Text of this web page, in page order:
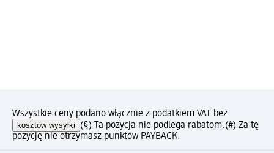
Wszystkie ceny podano włącznie z podatkiem VAT bez
kosztów wysyłki (§) Ta pozycja nie podlega rabatom.(#) Za tę
pozycję nie otrzymasz punktów PAYBACK.